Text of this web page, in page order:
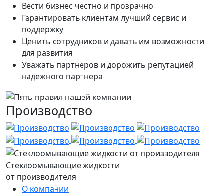
Вести бизнес честно и прозрачно
Гарантировать клиентам лучший сервис и
поддержку
Ценить сотрудников и давать им возможности
для развития
Уважать партнеров и дорожить репутацией
надёжного партнёра
Производство
Стеклоомывающие жидкости
от производителя
О компании